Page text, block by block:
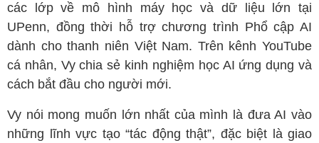
các lớp về mô hình máy học và dữ liệu lớn tại
UPenn, đồng thời hỗ trợ chương trình Phổ cập AI
dành cho thanh niên Việt Nam. Trên kênh YouTube
cá nhân, Vy chia sẻ kinh nghiệm học AI ứng dụng và
cách bắt đầu cho người mới.
Vy nói mong muốn lớn nhất của mình là đưa AI vào
những lĩnh vực tạo “tác động thật”, đặc biệt là giao